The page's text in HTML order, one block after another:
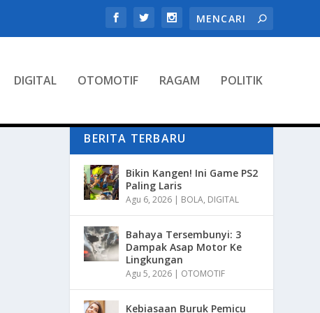
DIGITAL OTOMOTIF RAGAM POLITIK
BERITA TERBARU
Bikin Kangen! Ini Game PS2
Paling Laris
Agu 6, 2026 | BOLA, DIGITAL
Bahaya Tersembunyi: 3
Dampak Asap Motor Ke
Lingkungan
Agu 5, 2026 | OTOMOTIF
Kebiasaan Buruk Pemicu